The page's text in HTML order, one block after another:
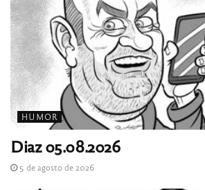
HUMOR
Diaz 05.08.2026
5 de agosto de 2026